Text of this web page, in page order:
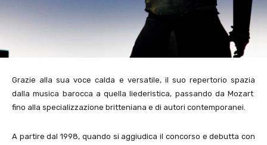
Grazie alla sua voce calda e versatile, il suo repertorio spazia
dalla musica barocca a quella liederistica, passando da Mozart
fino alla specializzazione britteniana e di autori contemporanei.
A partire dal 1998, quando si aggiudica il concorso e debutta con